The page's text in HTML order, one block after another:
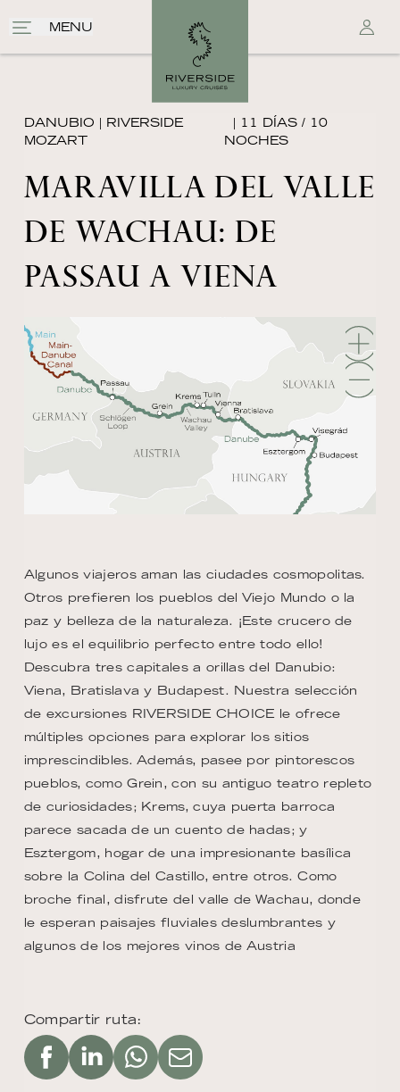
MENU
DANUBIO | RIVERSIDE
MOZART
| 11 DÍAS / 10
NOCHES
MARAVILLA DEL VALLE
DE WACHAU: DE
PASSAU A VIENA
Compartir ruta:
Algunos viajeros aman las ciudades cosmopolitas.
Otros prefieren los pueblos del Viejo Mundo o la
paz y belleza de la naturaleza. ¡Este crucero de
lujo es el equilibrio perfecto entre todo ello!
Descubra tres capitales a orillas del Danubio:
Viena, Bratislava y Budapest. Nuestra selección
de excursiones RIVERSIDE CHOICE le ofrece
múltiples opciones para explorar los sitios
imprescindibles. Además, pasee por pintorescos
pueblos, como Grein, con su antiguo teatro repleto
de curiosidades; Krems, cuya puerta barroca
parece sacada de un cuento de hadas; y
Esztergom, hogar de una impresionante basílica
sobre la Colina del Castillo, entre otros. Como
broche final, disfrute del valle de Wachau, donde
le esperan paisajes fluviales deslumbrantes y
algunos de los mejores vinos de Austria